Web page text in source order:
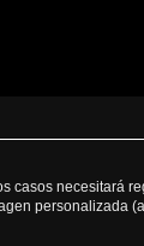
necesitará
personalizada